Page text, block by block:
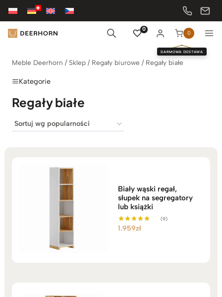
Przejdź
treści
0
0
DARMOWA DOSTAWA
Meble Deerhorn / Sklep / Regały biurowe / Regały białe
Kategorie
Regały białe
Biały wąski regał,
słupek na segregatory
lub książki
Oceniono
(9)
1.959zł